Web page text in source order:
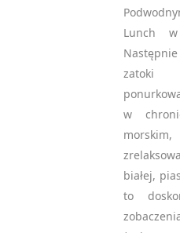
Lunch
zatoki
w
białej,
to